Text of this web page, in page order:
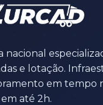
nacional
e lotação.
em tempo
até 2h.